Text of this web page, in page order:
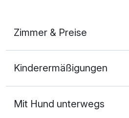
Zimmer & Preise
2 Erwachsene
Kinderermäßigungen
Mit Hund unterwegs